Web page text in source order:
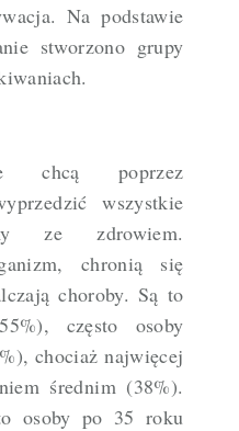
Na podstawie
stworzono grupy
chcą poprzez
wszystkie
ze zdrowiem.
chronią się
choroby. Są to
często osoby
chociaż najwięcej
średnim (38%).
osoby po 35 roku